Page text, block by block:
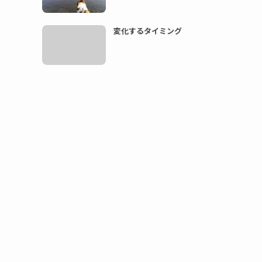
変化するタイミング